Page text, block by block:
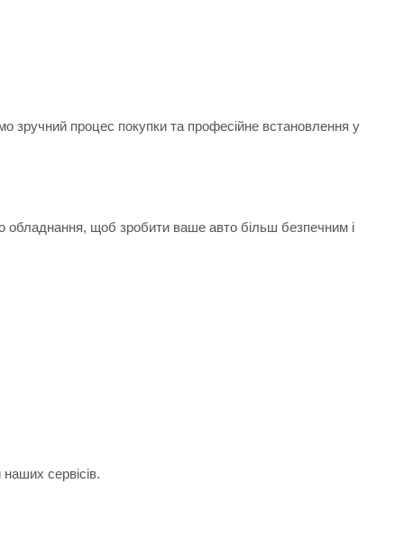
зручний процес покупки та професійне встановлення у
обладнання, щоб зробити ваше авто більш безпечним і
сервісів.